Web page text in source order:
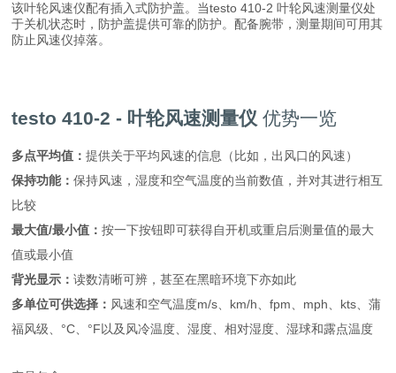
该叶轮风速仪配有插入式防护盖。当testo 410-2 叶轮风速测量仪处
于关机状态时，防护盖提供可靠的防护。配备腕带，测量期间可用其
防止风速仪掉落。
testo 410-2 - 叶轮风速测量仪 优势一览
多点平均值：提供关于平均风速的信息（比如，出风口的风速）
保持功能：保持风速，湿度和空气温度的当前数值，并对其进行相互
比较
最大值/最小值：按一下按钮即可获得自开机或重启后测量值的最大
值或最小值
背光显示：读数清晰可辨，甚至在黑暗环境下亦如此
多单位可供选择： 风速和空气温度m/s、km/h、fpm、mph、kts、蒲
福风级、°C、°F以及风冷温度、湿度、相对湿度、湿球和露点温度